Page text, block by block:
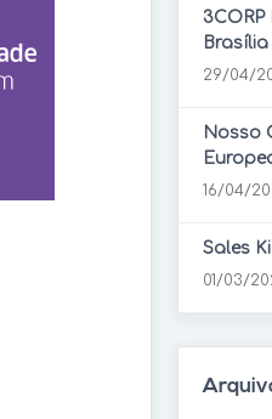
Brasília
29/04/
Nosso
16/04/
Sales
01/03/